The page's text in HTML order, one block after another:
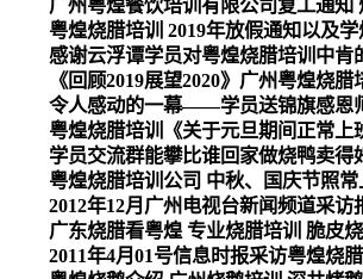
广州粤煌餐饮培训有限公司复工通知
粤煌烧腊培训 2019年放假通知以及
感谢云浮谭学员对粤煌烧腊培训中肯
令人感动的一幕——学员送锦旗感恩
粤煌烧腊培训《关于元旦期间正常上
学员交流群能攀比谁回家做烧鸭卖得
粤煌烧腊培训公司 中秋、国庆节照常
2012年12月广州电视台新闻频道采访
广东烧腊看粤煌 专业烧腊培训 脆皮
2011年4月01号信息时报采访粤煌烧腊